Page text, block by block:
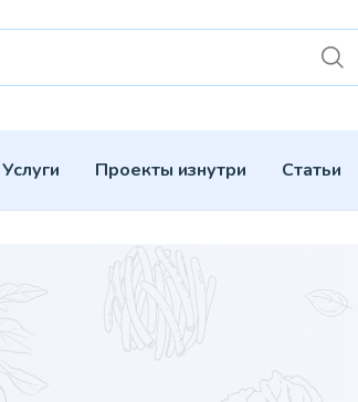
Услуги Проекты изнутри Статьи